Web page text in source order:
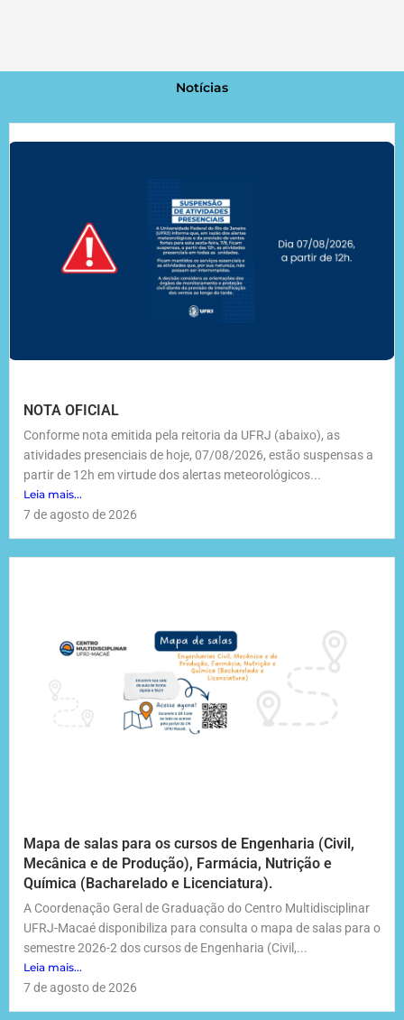
Notícias
NOTA OFICIAL
Conforme nota emitida pela reitoria da UFRJ (abaixo), as
atividades presenciais de hoje, 07/08/2026, estão suspensas a
partir de 12h em virtude dos alertas meteorológicos...
Leia mais...
7 de agosto de 2026
Mapa de salas para os cursos de Engenharia (Civil,
Mecânica e de Produção), Farmácia, Nutrição e
Química (Bacharelado e Licenciatura).
A Coordenação Geral de Graduação do Centro Multidisciplinar
UFRJ-Macaé disponibiliza para consulta o mapa de salas para o
semestre 2026-2 dos cursos de Engenharia (Civil,...
Leia mais...
7 de agosto de 2026